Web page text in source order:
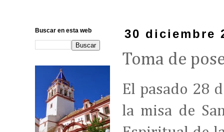
30 diciembre
Toma de
El pasado 28
la misa de
Buscar en esta web